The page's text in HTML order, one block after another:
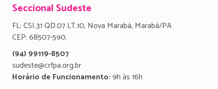
Seccional Sudeste
FL: CSI.31 QD.07 LT.10, Nova Marabá, Marabá/PA
CEP: 68507-590.
(94) 99119-8507
sudeste@crfpa.org.br
Horário de Funcionamento:9h às 16h